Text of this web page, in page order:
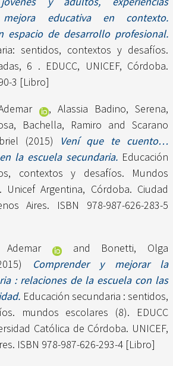
educativa en contexto.
espacio de desarrollo profesional.
sentidos, contextos y desafíos.
6 . EDUCC, UNICEF, Córdoba.
3 [Libro]
, Alassia Badino, Serena,
, Bachella, Ramiro and Scarano
(2015)
Vení que te cuento…
la escuela secundaria.Educación
contextos y desafíos. Mundos
Unicef Argentina, Córdoba. Ciudad
Aires. ISBN 978-987-626-283-5
and Bonetti, Olga
Comprender y mejorar la
: relaciones de la escuela con las
Educación secundaria : sentidos,
mundos escolares (8). EDUCC
Católica de Córdoba. UNICEF,
ISBN 978-987-626-293-4 [Libro]